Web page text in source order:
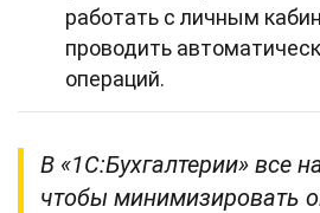
работать с личным
проводить
операций.
В «1С:Бухгалтерии» все
чтобы минимизировать